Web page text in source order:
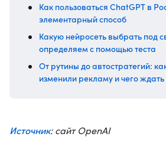
Как пользоваться ChatGPT в
элементарный способ
Какую нейросеть выбрать под
определяем с помощью теста
От рутины до автостратегий:
изменили рекламу и чего
Источник: сайт OpenAI